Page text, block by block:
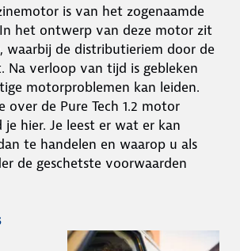
is van het zogenaamde
In het ontwerp van deze motor zit
waarbij de distributieriem door de
Na verloop van tijd is gebleken
motorproblemen kan leiden.
over de Pure Tech 1.2 motor
hier. Je leest er wat er kan
te handelen en waarop u als
de geschetste voorwaarden